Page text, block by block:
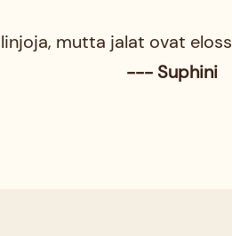
mutta jalat ovat
--- Suphini